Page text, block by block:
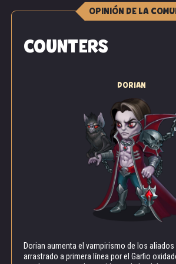
“Tía, ¿y si te dijera que quiero matarte?”
“Cómete el brócoli, jovencito. ¡Y no
boca llena!”.
OPINIÓN DE LA
COUNTERS
DORIAN
Dorian aumenta el vampirismo de los
arrastrado a primera línea por el Garfio